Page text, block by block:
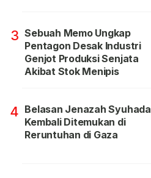
3 Sebuah Memo Ungkap
Pentagon Desak Industri
Genjot Produksi Senjata
Akibat Stok Menipis
4 Belasan Jenazah Syuhada
Kembali Ditemukan di
Reruntuhan di Gaza